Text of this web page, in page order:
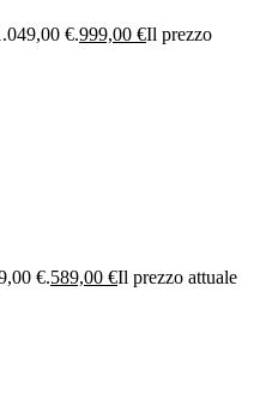
€.999,00 €Il prezzo
€.589,00 €Il prezzo attuale